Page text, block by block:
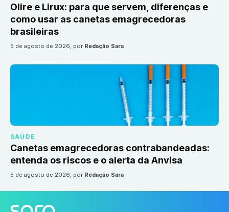
Olire e Lirux: para que servem, diferenças e
como usar as canetas emagrecedoras
brasileiras
5 de agosto de 2026, por Redação Sara
SAÚDE
Canetas emagrecedoras contrabandeadas:
entenda os riscos e o alerta da Anvisa
5 de agosto de 2026, por Redação Sara